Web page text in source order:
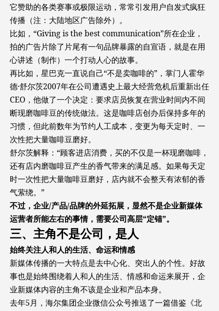
它赞助的各类赛事或极限运动，常常引发用户自发式疯狂
传播（注：大陆地区广告除外）。
比如，“Giving is the best communication”所在企业，
拍的广告片除了片尾有一句品牌暴露的自宣语，就是在用
心讲述（制作）一个打动人心的故事。
再比如，星巴克一直说自己“不是卖咖啡的”，掌门人霍华
德·舒尔茨2007年在公司遭遇史上最大经营危机后重新出任
CEO，他做了一个决定：要求店员恢复在营业时间内不间
断现磨咖啡豆的传统做法。这是咖啡店创办后保持多年的
习惯，但此前数年为节约人工成本，变更为每天定时、一
次性把大量咖啡豆磨好。
舒尔茨解释：“顾客进店消费，买的不仅是一杯现磨咖啡，
还有店内磨咖啡豆产生的香气带来的满足感。如果每天定
时一次性把大量咖啡豆磨好，店内就不会整天有浓郁的香
气萦绕。”
不过，企业/产品/品牌的外延拓展，显然不是企业新媒体
运营者所能左右的事情，需要公司高层“定锚”。
三、主角不是公司，是人
始终关注人和人的生活、命运和情感
新媒体传播的一大特点是去中心化、突出人的个性。好故
事也是始终围绕着人和人的生活、情感和命运来展开，企
业新媒体内容的主角不该是企业和产品本身。
去年5月，海尔集团企业微信公众号推送了一篇借鉴《北